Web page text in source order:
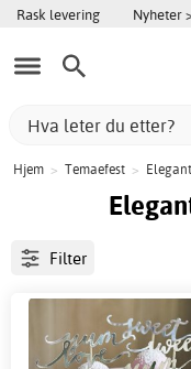
Rask levering Nyheter
Hjem > Temaefest >
Filter